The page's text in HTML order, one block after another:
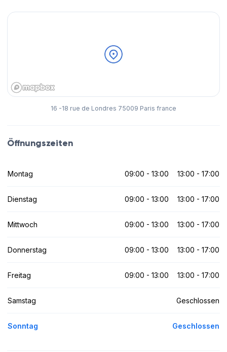
16 -18 rue de Londres 75009 Paris france
Öffnungszeiten
Montag 09:00 - 13:00 13:00 - 17:00
Dienstag 09:00 - 13:00 13:00 - 17:00
Mittwoch 09:00 - 13:00 13:00 - 17:00
Donnerstag 09:00 - 13:00 13:00 - 17:00
Freitag 09:00 - 13:00 13:00 - 17:00
Samstag Geschlossen
Sonntag Geschlossen